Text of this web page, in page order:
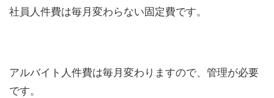
社員人件費は毎月変わらない固定費です。
アルバイト人件費は毎月変わりますので、管理が必要
です。